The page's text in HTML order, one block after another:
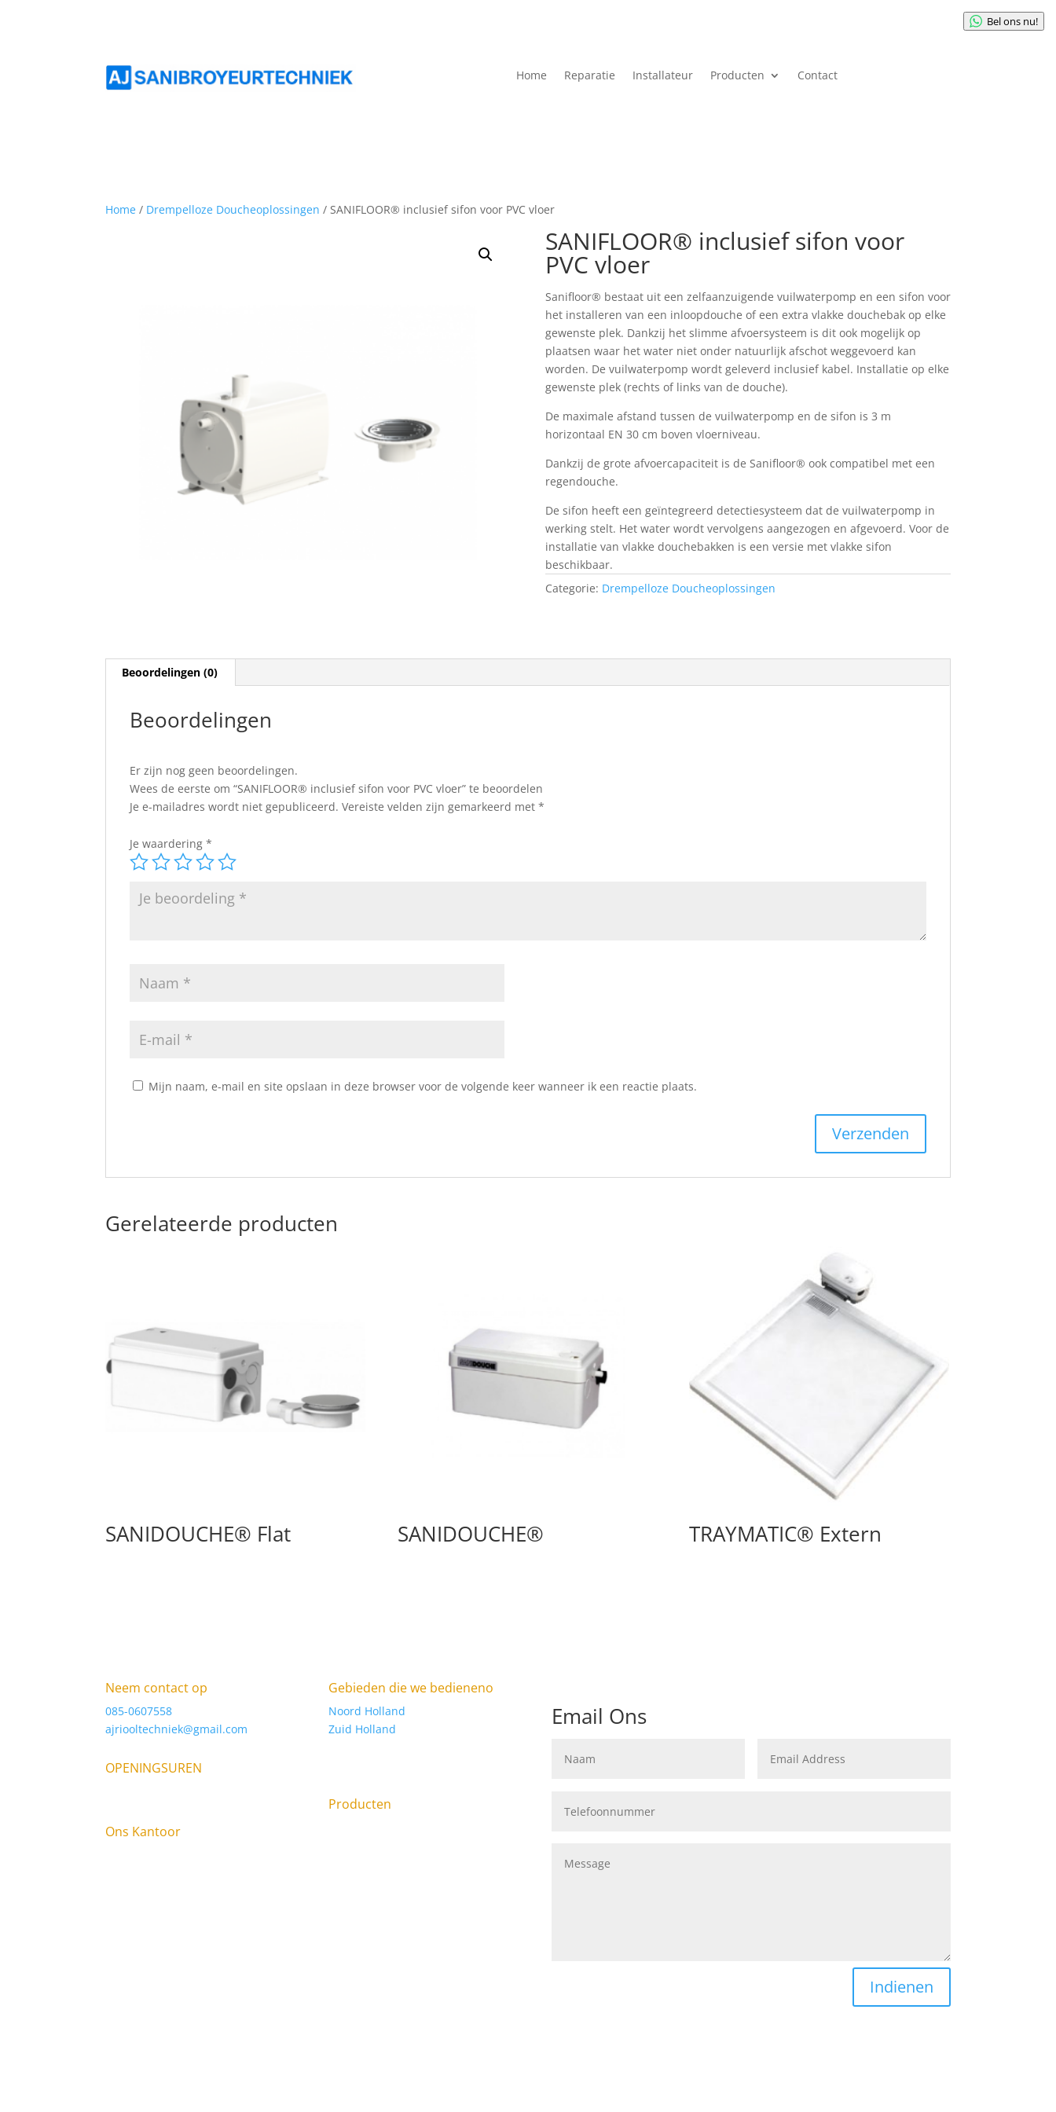
Home Reparatie Installateur Producten Contact
Home / Drempelloze Doucheoplossingen / SANIFLOOR® inclusief sifon voor PVC vloer
SANIFLOOR® inclusief sifon voor
PVC vloer
Sanifloor® bestaat uit een zelfaanzuigende vuilwaterpomp en een sifon voor
het installeren van een inloopdouche of een extra vlakke douchebak op elke
gewenste plek. Dankzij het slimme afvoersysteem is dit ook mogelijk op
plaatsen waar het water niet onder natuurlijk afschot weggevoerd kan
worden. De vuilwaterpomp wordt geleverd inclusief kabel. Installatie op elke
gewenste plek (rechts of links van de douche).
De maximale afstand tussen de vuilwaterpomp en de sifon is 3 m
horizontaal EN 30 cm boven vloerniveau.
Dankzij de grote afvoercapaciteit is de Sanifloor® ook compatibel met een
regendouche.
De sifon heeft een geïntegreerd detectiesysteem dat de vuilwaterpomp in
werking stelt. Het water wordt vervolgens aangezogen en afgevoerd. Voor de
installatie van vlakke douchebakken is een versie met vlakke sifon
beschikbaar.
Categorie: Drempelloze Doucheoplossingen
Beoordelingen (0)
Beoordelingen
Er zijn nog geen beoordelingen.
Wees de eerste om “SANIFLOOR® inclusief sifon voor PVC vloer” te beoordelen
Je e-mailadres wordt niet gepubliceerd. Vereiste velden zijn gemarkeerd met*
Je waardering*
Mijn naam, e-mail en site opslaan in deze browser voor de volgende keer wanneer ik een reactie plaats.
Gerelateerde producten
SANIDOUCHE® Flat SANIDOUCHE® TRAYMATIC® Extern
Neem contact op
085-0607558
ajriooltechniek@gmail.com
OPENINGSUREN
Ons Kantoor
Gebieden die we bedieneno
Noord Holland
Zuid Holland
Producten
Email Ons
Indienen
Bel ons nu!